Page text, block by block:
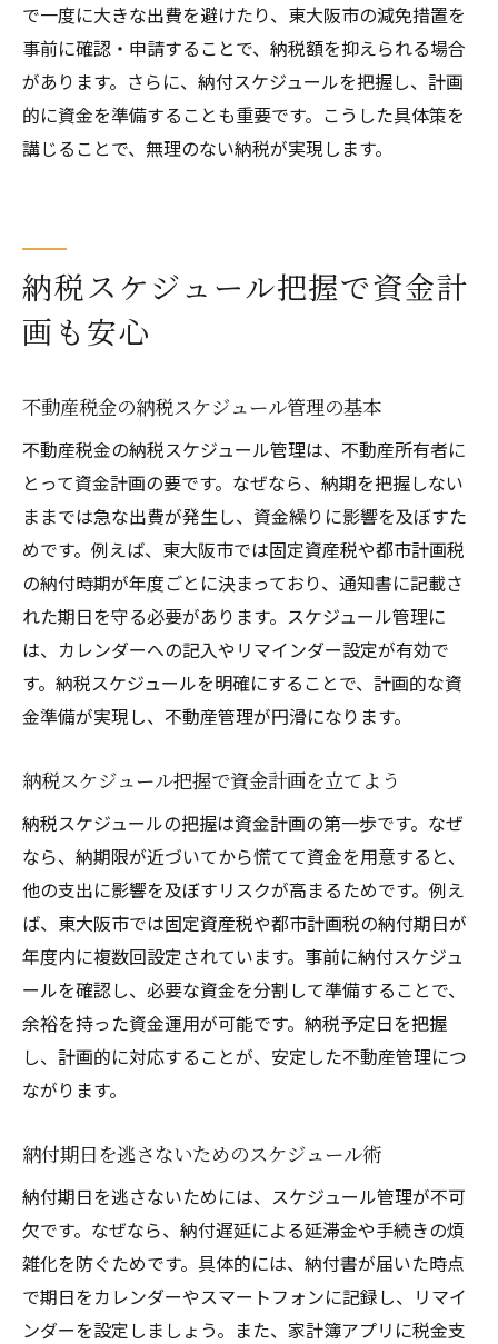
で一度に大きな出費を避けたり、東大阪市の減免措置を
事前に確認・申請することで、納税額を抑えられる場合
があります。さらに、納付スケジュールを把握し、計画
的に資金を準備することも重要です。こうした具体策を
講じることで、無理のない納税が実現します。
納税スケジュール把握で資金計
画も安心
不動産税金の納税スケジュール管理の基本
不動産税金の納税スケジュール管理は、不動産所有者に
とって資金計画の要です。なぜなら、納期を把握しない
ままでは急な出費が発生し、資金繰りに影響を及ぼすた
めです。例えば、東大阪市では固定資産税や都市計画税
の納付時期が年度ごとに決まっており、通知書に記載さ
れた期日を守る必要があります。スケジュール管理に
は、カレンダーへの記入やリマインダー設定が有効で
す。納税スケジュールを明確にすることで、計画的な資
金準備が実現し、不動産管理が円滑になります。
納税スケジュール把握で資金計画を立てよう
納税スケジュールの把握は資金計画の第一歩です。なぜ
なら、納期限が近づいてから慌てて資金を用意すると、
他の支出に影響を及ぼすリスクが高まるためです。例え
ば、東大阪市では固定資産税や都市計画税の納付期日が
年度内に複数回設定されています。事前に納付スケジュ
ールを確認し、必要な資金を分割して準備することで、
余裕を持った資金運用が可能です。納税予定日を把握
し、計画的に対応することが、安定した不動産管理につ
ながります。
納付期日を逃さないためのスケジュール術
納付期日を逃さないためには、スケジュール管理が不可
欠です。なぜなら、納付遅延による延滞金や手続きの煩
雑化を防ぐためです。具体的には、納付書が届いた時点
で期日をカレンダーやスマートフォンに記録し、リマイ
ンダーを設定しましょう。また、家計簿アプリに税金支